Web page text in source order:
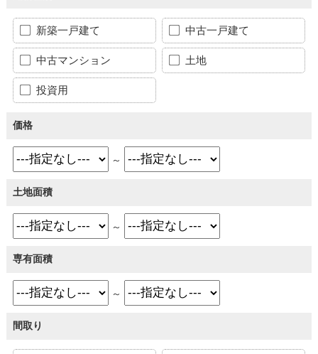
新築一戸建て 中古一戸建て
中古マンション 土地
投資用
価格
～
土地面積
～
専有面積
～
間取り